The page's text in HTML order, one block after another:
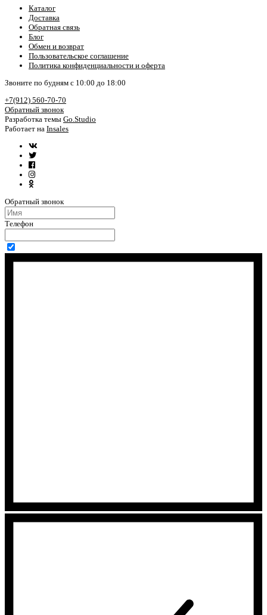
Каталог
Доставка
Обратная связь
Блог
Обмен и возврат
Пользовательское соглашение
Политика конфиденциальности и оферта
Звоните по будням с 10:00 до 18:00
+7(912) 560-70-70
Обратный звонок
Разработка темы Go.Studio
Работает на Insales
Обратный звонок
Телефон